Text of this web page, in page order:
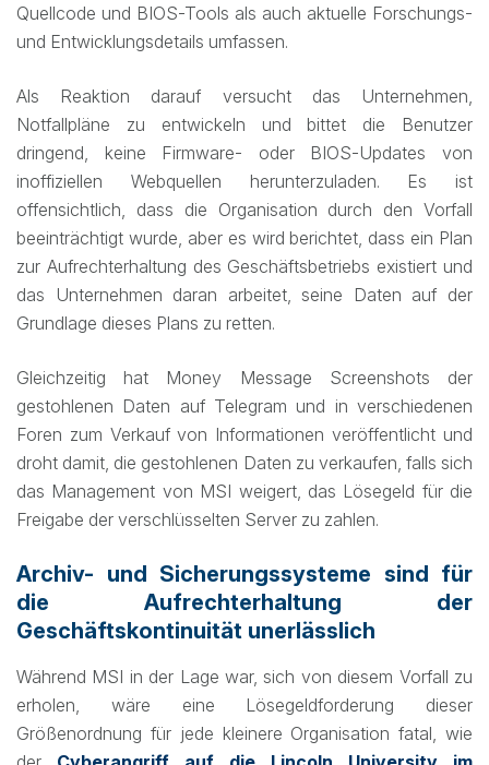
Quellcode und BIOS-Tools als auch aktuelle Forschungs-
und Entwicklungsdetails umfassen.
Als Reaktion darauf versucht das Unternehmen,
Notfallpläne zu entwickeln und bittet die Benutzer
dringend, keine Firmware- oder BIOS-Updates von
inoffiziellen Webquellen herunterzuladen. Es ist
offensichtlich, dass die Organisation durch den Vorfall
beeinträchtigt wurde, aber es wird berichtet, dass ein Plan
zur Aufrechterhaltung des Geschäftsbetriebs existiert und
das Unternehmen daran arbeitet, seine Daten auf der
Grundlage dieses Plans zu retten.
Gleichzeitig hat Money Message Screenshots der
gestohlenen Daten auf Telegram und in verschiedenen
Foren zum Verkauf von Informationen veröffentlicht und
droht damit, die gestohlenen Daten zu verkaufen, falls sich
das Management von MSI weigert, das Lösegeld für die
Freigabe der verschlüsselten Server zu zahlen.
Archiv- und Sicherungssysteme sind für
die Aufrechterhaltung der
Geschäftskontinuität unerlässlich
Während MSI in der Lage war, sich von diesem Vorfall zu
erholen, wäre eine Lösegeldforderung dieser
Größenordnung für jede kleinere Organisation fatal, wie